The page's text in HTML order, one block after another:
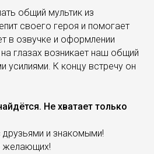
общий мультик из
своего героя и помогает
в озвучке и оформлении
глазах возникает наш общий
усилиями. К концу встречу он
Не хватает только
и знакомыми!
желающих!